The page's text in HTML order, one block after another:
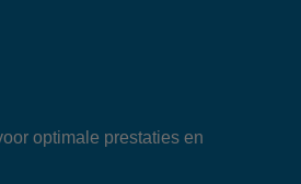
optimale prestaties en